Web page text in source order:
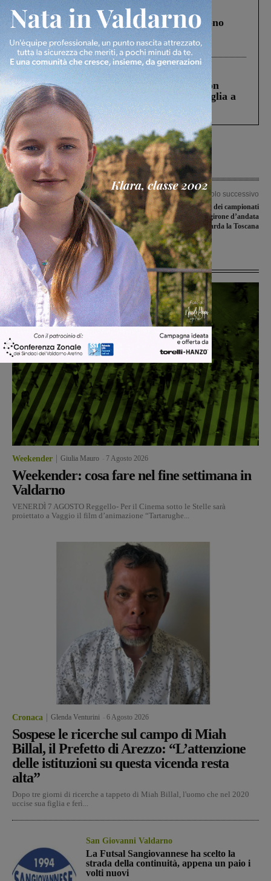
Cronaca 4 Agosto 2026
Un anno fa la strage in A1 in cui morirono
Gianni, Giulia e Franco. Lo schianto, il
processo, lo stop ai sorpassi fra tir....
Cronaca 3 Agosto 2026
Scomparso da una struttura di Castiglion
Fiorentino l’uomo che aveva ucciso la figlia a
Levane nel 2020
Articolo precedente
Le borracce contro lo spreco di
plastica per i bambini della primaria:
la consegna a scuola
Articolo successivo
La conclusione dei campionati
dilettanti alla fine del girone d’andata
al momento non riguarda la Toscana
Ultime Notizie
Weekender Giulia Mauro 7 Agosto 2026
Weekender: cosa fare nel fine settimana in
Valdarno
VENERDÌ 7 AGOSTO Reggello- Per il Cinema sotto le Stelle sarà
proiettato a Vaggio il film d’animazione “Tartarughe...
Cronaca Glenda Venturini 6 Agosto 2026
Sospese le ricerche sul campo di Miah
Billal, il Prefetto di Arezzo: “L’attenzione
delle istituzioni su questa vicenda resta
alta”
Dopo tre giorni di ricerche a tappeto di Miah Billal, l'uomo che nel 2020
uccise sua figlia e ferì...
San Giovanni Valdarno
La Futsal Sangiovannese ha scelto la
strada della continuità, appena un paio i
volti nuovi